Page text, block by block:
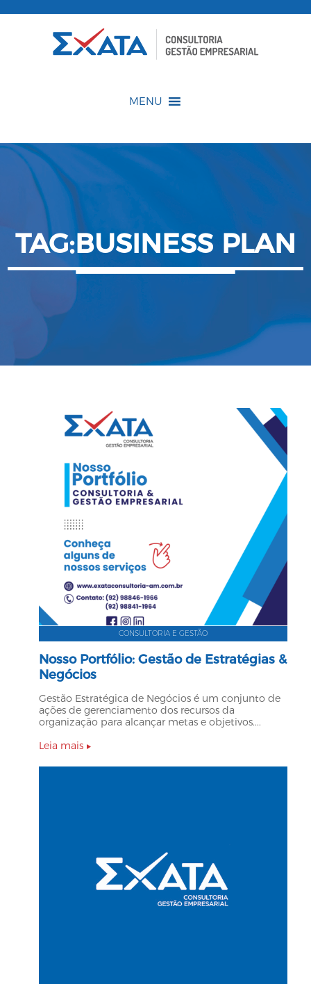
MENU
TAG:BUSINESS PLAN
CONSULTORIA E GESTÃO
Nosso Portfólio: Gestão de Estratégias &
Negócios
Gestão Estratégica de Negócios é um conjunto de
ações de gerenciamento dos recursos da
organização para alcançar metas e objetivos....
Leia mais